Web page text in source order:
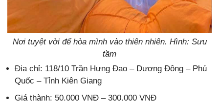
Nơi tuyệt vời để hòa mình vào thiên nhiên. Hình: Sưu
tầm
Địa chỉ: 118/10 Trần Hưng Đạo – Dương Đông – Phú
Quốc – Tỉnh Kiên Giang
Giá thành: 50.000 VNĐ – 300.000 VNĐ